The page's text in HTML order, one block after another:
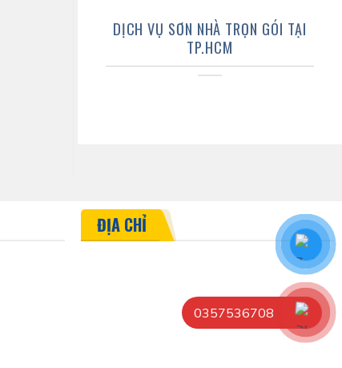
DỊCH VỤ SƠN NHÀ TRỌN GÓI TẠI
TP.HCM
ĐỊA CHỈ
0357536708